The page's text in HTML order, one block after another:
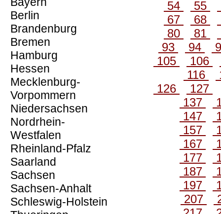
Berlin
Brandenburg
Bremen
Hamburg
Hessen
Mecklenburg-
Vorpommern
Niedersachsen
Nordrhein-
Westfalen
Rheinland-Pfalz
Saarland
Sachsen
Sachsen-Anhalt
Schleswig-Holstein
54
55
67
68
80
81
93
94
105
106
116
126
127
137
147
157
167
177
187
197
207